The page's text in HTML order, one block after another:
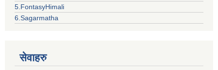
5.FontasyHimali
6.Sagarmatha
सेवाहरु